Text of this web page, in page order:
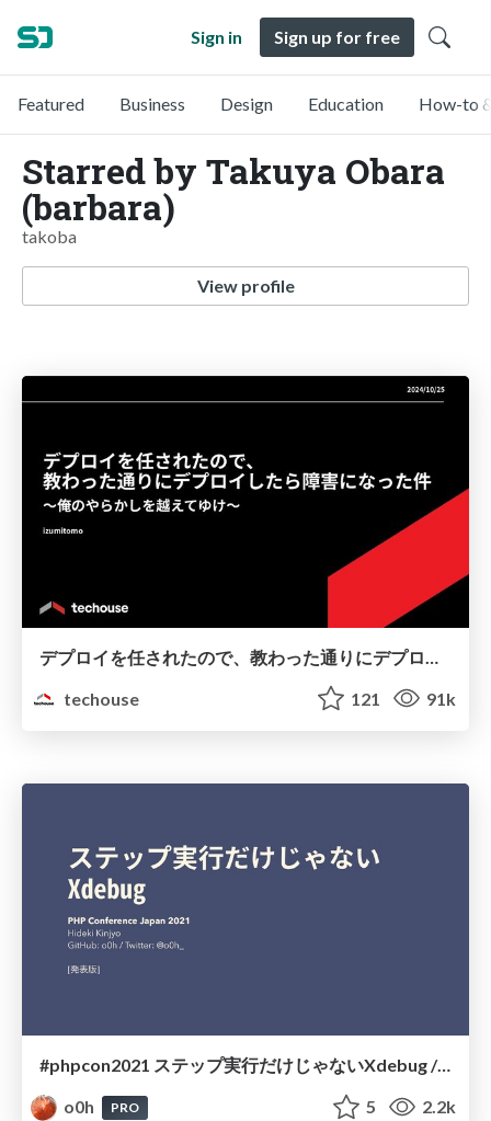
Sign in Sign up for free
Featured Business Design Education How-to
Starred by Takuya Obara
(barbara)
takoba
View profile
techouse
121 91k
#phpcon2021 ステップ実行だけじゃないXdebug / hello-xdebug
o0h
PRO 5 2.2k